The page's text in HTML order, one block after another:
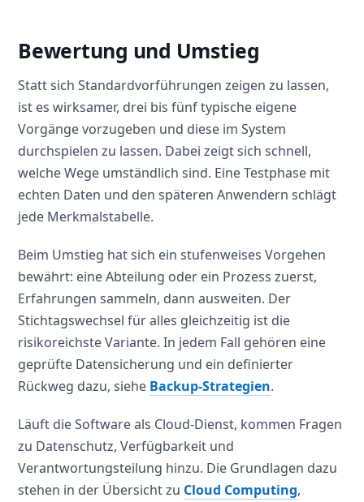
Bewertung und Umstieg
Statt sich Standardvorführungen zeigen zu lassen,
ist es wirksamer, drei bis fünf typische eigene
Vorgänge vorzugeben und diese im System
durchspielen zu lassen. Dabei zeigt sich schnell,
welche Wege umständlich sind. Eine Testphase mit
echten Daten und den späteren Anwendern schlägt
jede Merkmalstabelle.
Beim Umstieg hat sich ein stufenweises Vorgehen
bewährt: eine Abteilung oder ein Prozess zuerst,
Erfahrungen sammeln, dann ausweiten. Der
Stichtagswechsel für alles gleichzeitig ist die
risikoreichste Variante. In jedem Fall gehören eine
geprüfte Datensicherung und ein definierter
Rückweg dazu, siehe Backup-Strategien.
Läuft die Software als Cloud-Dienst, kommen Fragen
zu Datenschutz, Verfügbarkeit und
Verantwortungsteilung hinzu. Die Grundlagen dazu
stehen in der Übersicht zu Cloud Computing,